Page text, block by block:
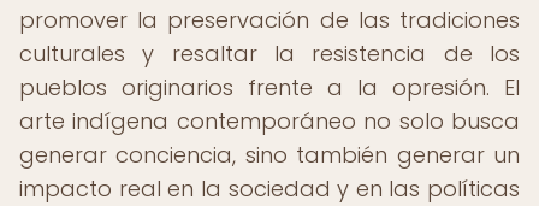
promover la preservación de las tradiciones
culturales y resaltar la resistencia de los
pueblos originarios frente a la opresión. El
arte indígena contemporáneo no solo busca
generar conciencia, sino también generar un
impacto real en la sociedad y en las políticas